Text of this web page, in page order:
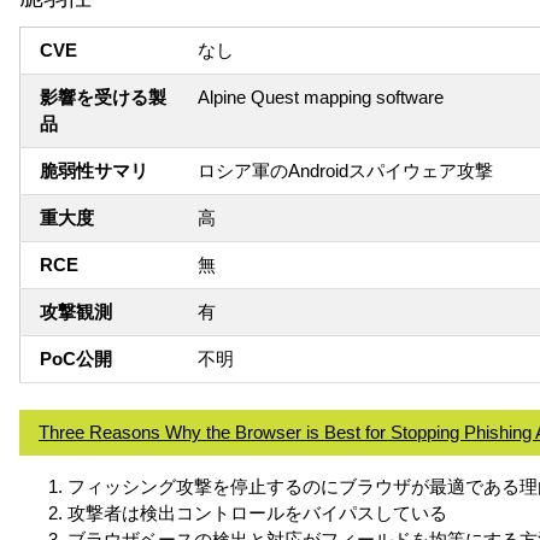
CVE なし
影響を受ける製
品
Alpine Quest mapping software
脆弱性サマリ ロシア軍のAndroidスパイウェア攻撃
重大度 高
RCE 無
攻撃観測 有
PoC公開 不明
Three Reasons Why the Browser is Best for Stopping Phishing
フィッシング攻撃を停止するのにブラウザが最適である理
攻撃者は検出コントロールをバイパスしている